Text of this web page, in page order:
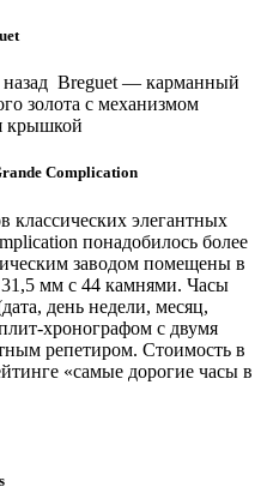
назад Breguet — карманный
золота с механизмом
крышкой
Complication
классических элегантных
понадобилось более
заводом помещены в
мм с 44 камнями. Часы
день недели, месяц,
хронографом с двумя
репетиром. Стоимость в
«самые дорогие часы в